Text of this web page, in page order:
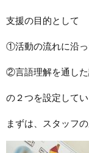
支援の目的として
①活動の流れに沿
②言語理解を通し
の２つを設定して
まずは、スタッフ